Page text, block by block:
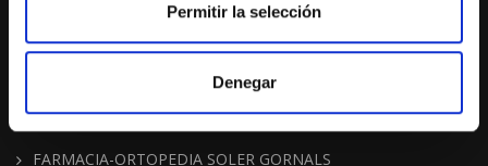
Permitir la selección
Denegar
FARMACIA-ORTOPEDIA SOLER GORNALS